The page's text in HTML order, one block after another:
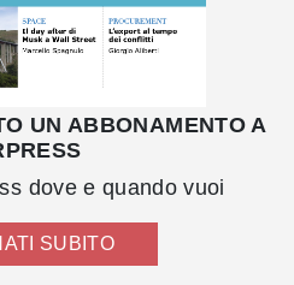
UN ABBONAMENTO A
dove e quando vuoi
SUBITO